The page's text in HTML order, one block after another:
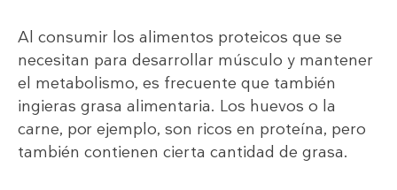
Al consumir los alimentos proteicos que se
necesitan para desarrollar músculo y mantener
el metabolismo, es frecuente que también
ingieras grasa alimentaria. Los huevos o la
carne, por ejemplo, son ricos en proteína, pero
también contienen cierta cantidad de grasa.